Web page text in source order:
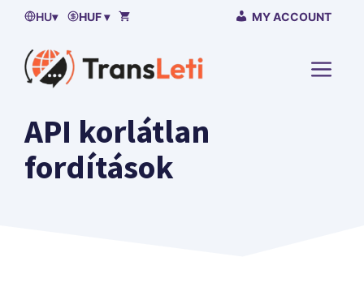
Ugrás
tartalomra
HU▾ HUF ▾ MY ACCOUNT
MENÜ
API korlátlan
fordítások